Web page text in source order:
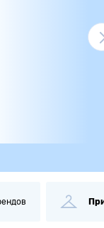
при получении